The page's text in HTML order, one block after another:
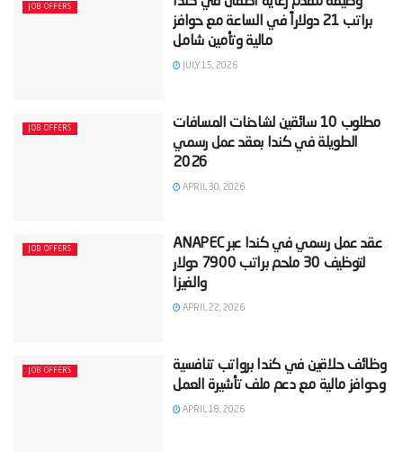
JOB OFFERS
براتب 21 دولاراً في الساعة مع حوافز
مالية وتأمين شامل‬
JULY 15, 2026
JOB OFFERS
‫مطلوب 10 سائقين لشاحنات المسافات
الطويلة في كندا بعقد عمل رسمي
APRIL 30, 2026
JOB OFFERS
‫عقد عمل رسمي في كندا عبر ANAPEC
لتوظيف 30 ملحم براتب 7900 دولار
والفيزا‬
APRIL 22, 2026
JOB OFFERS
‫وظائف حلاقين في كندا برواتب تنافسية
وحوافز مالية مع دعم ملف تأشيرة العمل‬
APRIL 18, 2026